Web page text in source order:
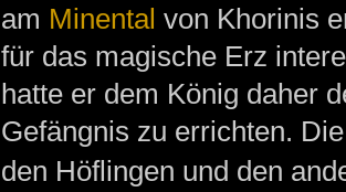
am Minental von Khorinis
für das magische Erz
hatte er dem König daher
Gefängnis zu errichten.
den Höflingen und den